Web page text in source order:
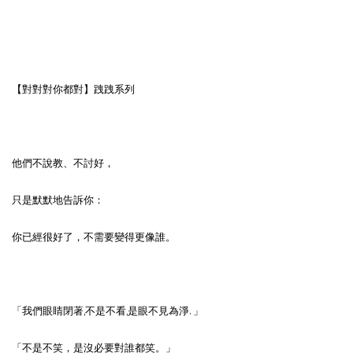
【對對對你都對】跩跩系列
他們不說教、不討好，
只是默默地告訴你：
你已經很好了，不需要變得更像誰。
「我們眼睛閉著,不是不看,是眼不見為淨. 」
「不是不笑，是沒必要對誰都笑。」